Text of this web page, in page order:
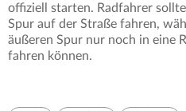
offiziell starten. Radfahrer
Spur auf der Straße fahren,
äußeren Spur nur noch in eine
fahren können.